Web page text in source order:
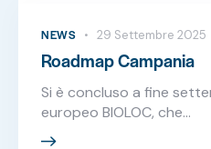
NEWS 29 Settembre 2025
Roadmap Campania
Si è concluso a fine
europeo BIOLOC, che…